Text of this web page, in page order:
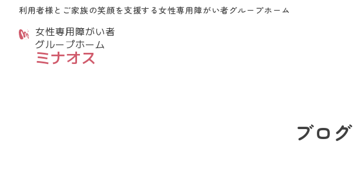
利用者様とご家族の笑顔を支援する女性専用障がい者グループホーム
女性専用障がい者
グループホーム
ミナオス
ブログ